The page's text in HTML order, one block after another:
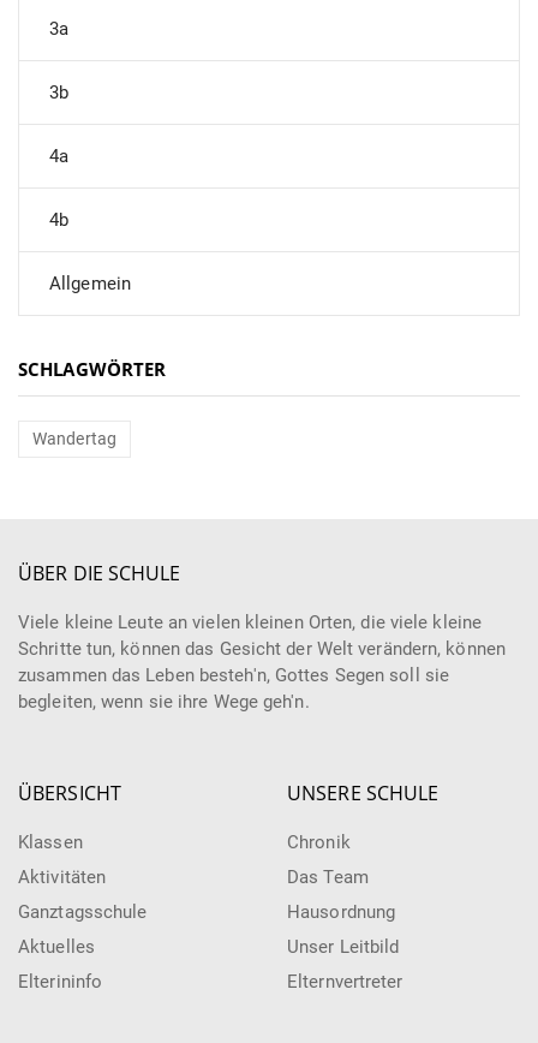
3a
3b
4a
4b
Allgemein
SCHLAGWÖRTER
Wandertag
ÜBER DIE SCHULE
Viele kleine Leute an vielen kleinen Orten, die viele kleine
Schritte tun, können das Gesicht der Welt verändern, können
zusammen das Leben besteh'n, Gottes Segen soll sie
begleiten, wenn sie ihre Wege geh'n.
ÜBERSICHT
Klassen
Aktivitäten
Ganztagsschule
Aktuelles
Elterininfo
UNSERE SCHULE
Chronik
Das Team
Hausordnung
Unser Leitbild
Elternvertreter